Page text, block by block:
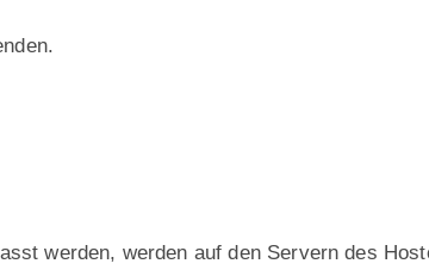
werden, werden auf den Servern des